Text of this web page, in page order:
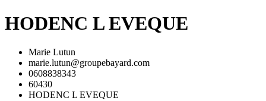
HODENC L EVEQUE
Marie Lutun
marie.lutun@groupebayard.com
0608838343
60430
HODENC L EVEQUE